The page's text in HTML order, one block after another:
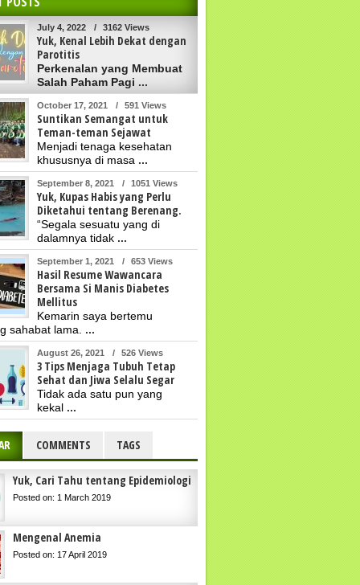
July 4, 2022 / 3162 Views
Yuk, Kenal Lebih Dekat dengan
Parotitis
Perkenalan yang Membuat
Salah Paham Pagi ...
October 17, 2021 / 591 Views
Suntikan Semangat untuk
Teman-teman Sejawat
Menjadi tenaga kesehatan
khususnya di masa ...
September 8, 2021 / 1051 Views
Yuk, Kupas Habis yang Perlu
Diketahui tentang Berenang.
“Segala sesuatu yang di
dalamnya tidak ...
September 1, 2021 / 653 Views
Hasil Resume Wawancara
Bersama Si Manis Diabetes
Mellitus
Kemarin saya bertemu
sahabat lama. ...
August 26, 2021 / 526 Views
3 Tips Menjaga Tubuh Tetap
Sehat dan Jiwa Selalu Segar
Tidak ada satu pun yang
kekal ...
COMMENTS TAGS
Yuk, Cari Tahu tentang Epidemiologi
Posted on: 1 March 2019
Mengenal Anemia
Posted on: 17 April 2019